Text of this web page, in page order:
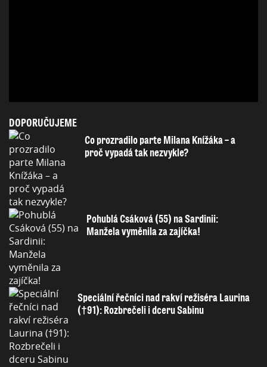
DOPORUČUJEME
Co prozradilo parte Milana Knížáka – a
proč vypadá tak nezvykle?
Pohublá Csáková (55) na Sardinii:
Manžela vyměnila za zajíčka!
Speciální řečníci nad rakví režiséra Laurina
(†91): Rozbrečeli i dceru Sabinu